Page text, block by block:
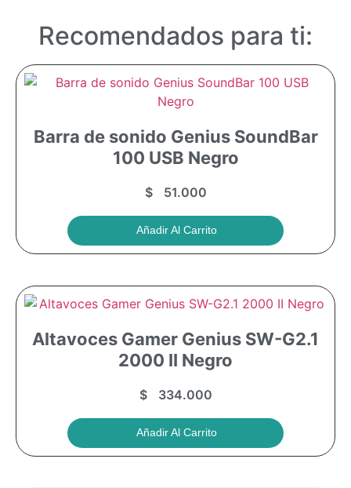
Recomendados para ti:
Barra de sonido Genius SoundBar
100 USB Negro
$51.000
Añadir Al Carrito
Altavoces Gamer Genius SW-G2.1
2000 II Negro
$334.000
Añadir Al Carrito